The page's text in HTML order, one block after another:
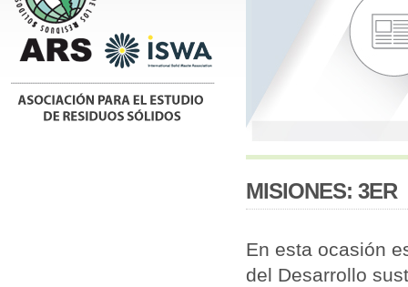
MISIONES: 3ER
En esta ocasión
del Desarrollo